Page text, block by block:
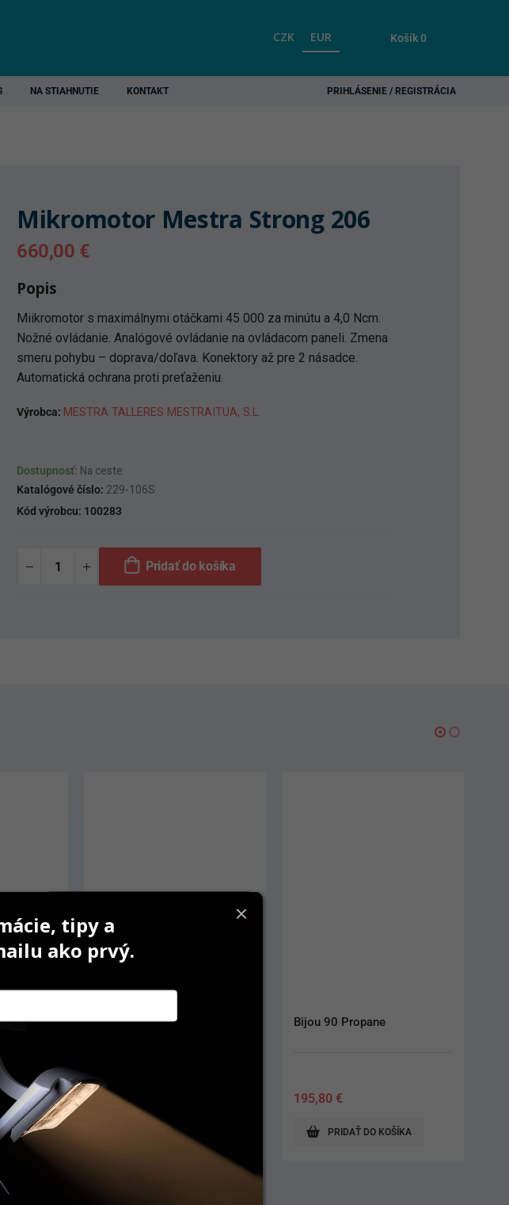
CZK EUR Košík0
NA STIAHNUTIE KONTAKT PRIHLÁSENIE / REGISTRÁCIA
Mikromotor Mestra Strong 206
660,00 €
Popis
Miikromotor s maximálnymi otáčkami 45 000 za minútu a 4,0 Ncm.
Nožné ovládanie. Analógové ovládanie na ovládacom paneli. Zmena
smeru pohybu – doprava/doľava. Konektory až pre 2 násadce.
Automatická ochrana proti preťaženiu.
Výrobca: MESTRA TALLERES MESTRAITUA, S.L.
Dostupnosť: Na ceste
Katalógové číslo: 229-106S
Kód výrobcu: 100283
Pridať do košíka
AUTO Spin
2 345,00
PRIDAŤ DO KOŠÍKA
Bijou 90 Propane
195,80 €
PRIDAŤ DO KOŠÍKA
tipy a
ako prvý.